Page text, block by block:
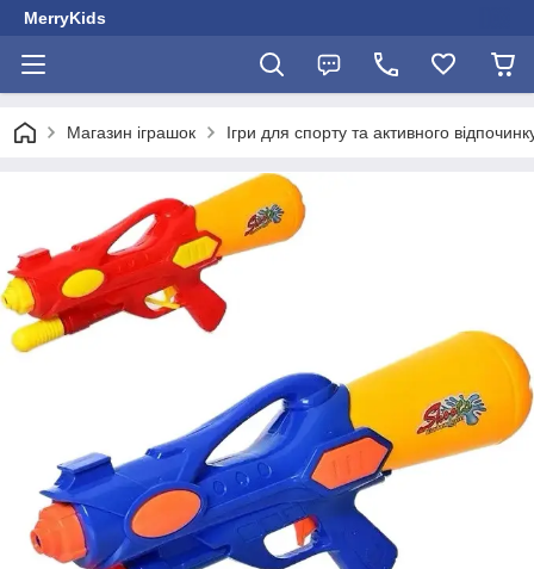
MerryKids
Магазин іграшок Ігри для спорту та активного